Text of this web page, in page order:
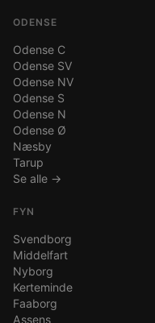
ODENSE
Odense C
Odense SV
Odense NV
Odense S
Odense N
Odense Ø
Næsby
Tarup
Se alle →
FYN
Svendborg
Middelfart
Nyborg
Kerteminde
Faaborg
Assens